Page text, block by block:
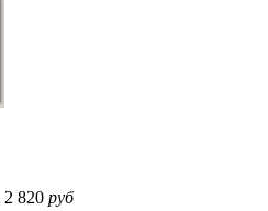
2 820 руб